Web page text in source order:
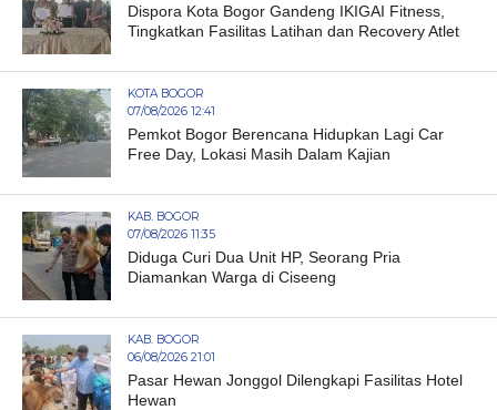
Dispora Kota Bogor Gandeng IKIGAI Fitness,
Tingkatkan Fasilitas Latihan dan Recovery Atlet
KOTA BOGOR
07/08/2026 12:41
Pemkot Bogor Berencana Hidupkan Lagi Car
Free Day, Lokasi Masih Dalam Kajian
KAB. BOGOR
07/08/2026 11:35
Diduga Curi Dua Unit HP, Seorang Pria
Diamankan Warga di Ciseeng
KAB. BOGOR
06/08/2026 21:01
Pasar Hewan Jonggol Dilengkapi Fasilitas Hotel
Hewan